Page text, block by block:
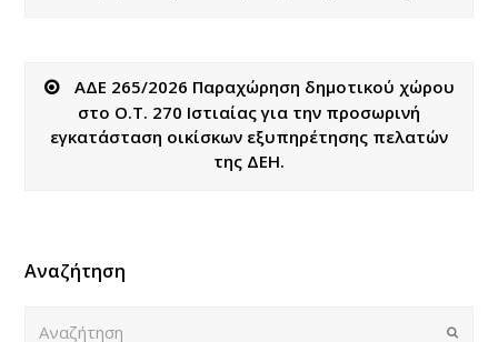
ΑΔΕ 265/2026 Παραχώρηση δημοτικού χώρου
στο Ο.Τ. 270 Ιστιαίας για την προσωρινή
εγκατάσταση οικίσκων εξυπηρέτησης πελατών
της ΔΕΗ.
Αναζήτηση
Submit